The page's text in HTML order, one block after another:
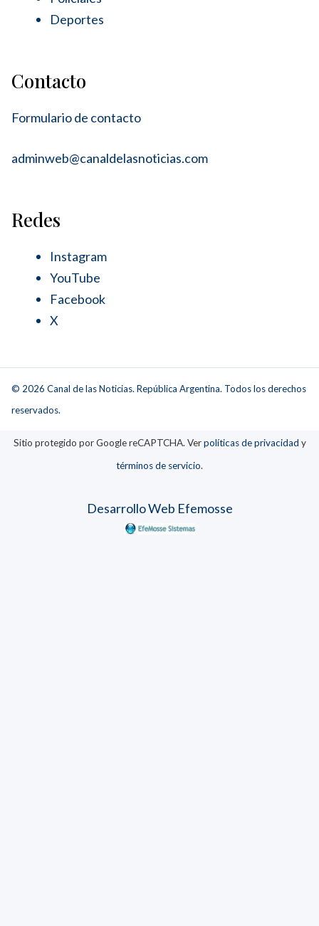
Deportes
Contacto
Formulario de contacto
adminweb@canaldelasnoticias.com
Redes
Instagram
YouTube
Facebook
X
© 2026 Canal de las Noticias. República Argentina. Todos los derechos
reservados.
Sitio protegido por Google reCAPTCHA. Verpolíticas de privacidad y
términos de servicio.
Desarrollo Web Efemosse